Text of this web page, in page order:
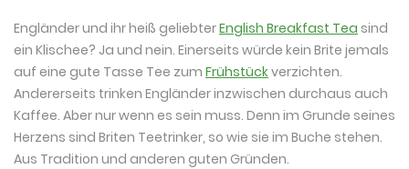
Engländer und ihr heiß geliebterEnglish Breakfast Tea sind
ein Klischee? Ja und nein. Einerseits würde kein Brite jemals
auf eine gute Tasse Tee zum Frühstückverzichten.
Andererseits trinken Engländer inzwischen durchaus auch
Kaffee. Aber nur wenn es sein muss. Denn im Grunde seines
Herzens sind Briten Teetrinker, so wie sie im Buche stehen.
Aus Tradition und anderen guten Gründen.